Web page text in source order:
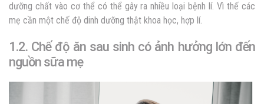
dưỡng chất vào cơ thể có thể gây ra nhiều loại bệnh lí. Vì thế các
mẹ cần một chế độ dinh dưỡng thật khoa học, hợp lí.
1.2. Chế độ ăn sau sinh có ảnh hưởng lớn đến
nguồn sữa mẹ